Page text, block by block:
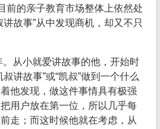
前的亲子教育市场整体上依然处
故事”从中发现商机，却又不只
从小就爱讲故事的他，开始时
讲故事”或“凯叔”做到一个什么
他发现，做这件事情具有极强
用户放在第一位，所以几乎每
走；而这时候他就在考虑，从